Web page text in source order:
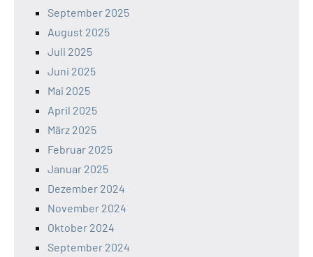
September 2025
August 2025
Juli 2025
Juni 2025
Mai 2025
April 2025
März 2025
Februar 2025
Januar 2025
Dezember 2024
November 2024
Oktober 2024
September 2024